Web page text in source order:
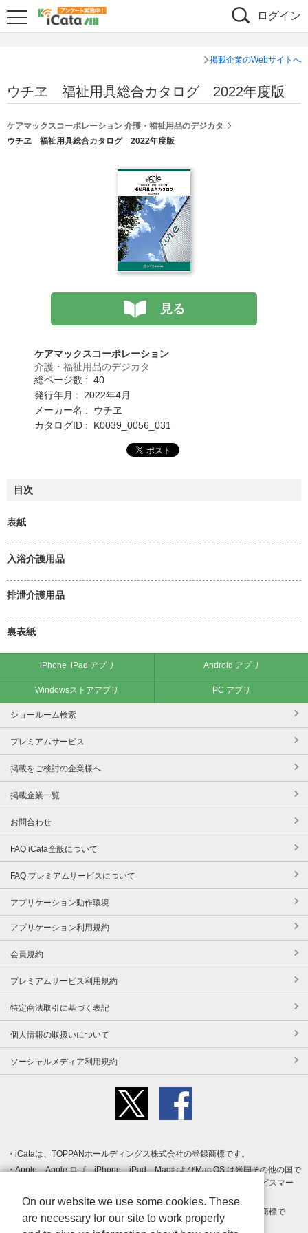
ログイン
掲載企業のWebサイトへ
ウチヱ 福祉用具総合カタログ 2022年度版
ケアマックスコーポレーション 介護・福祉用品のデジカタ
ウチヱ 福祉用具総合カタログ 2022年度版
見る
ケアマックスコーポレーション
介護・福祉用品のデジカタ
総ページ数 : 40
発行年月 : 2022年4月
メーカー名 : ウチヱ
カタログID : K0039_0056_031
目次
表紙
入浴介護用品
排泄介護用品
裏表紙
iPhone･iPad アプリ Android アプリ
Windowsストアアプリ PC アプリ
ショールーム検索
プレミアムサービス
掲載をご検討の企業様へ
掲載企業一覧
お問合わせ
FAQ iCata全般について
FAQ プレミアムサービスについて
アプリケーション動作環境
アプリケーション利用規約
会員規約
プレミアムサービス利用規約
特定商法取引に基づく表記
個人情報の取扱いについて
ソーシャルメディア利用規約
iCataは、TOPPANホールディングス株式会社の登録商標です。
Apple、Apple ロゴ、iPhone、iPad、MacおよびMac OS は米国その他の国で
登録された Apple Inc. の商標です。App Store は Apple Inc. のサービスマー
クです。
Android、Google Play および Google Play ロゴ は Google LLC の商標で
す。
On our website we use some cookies. These
are necessary for our site to work properly